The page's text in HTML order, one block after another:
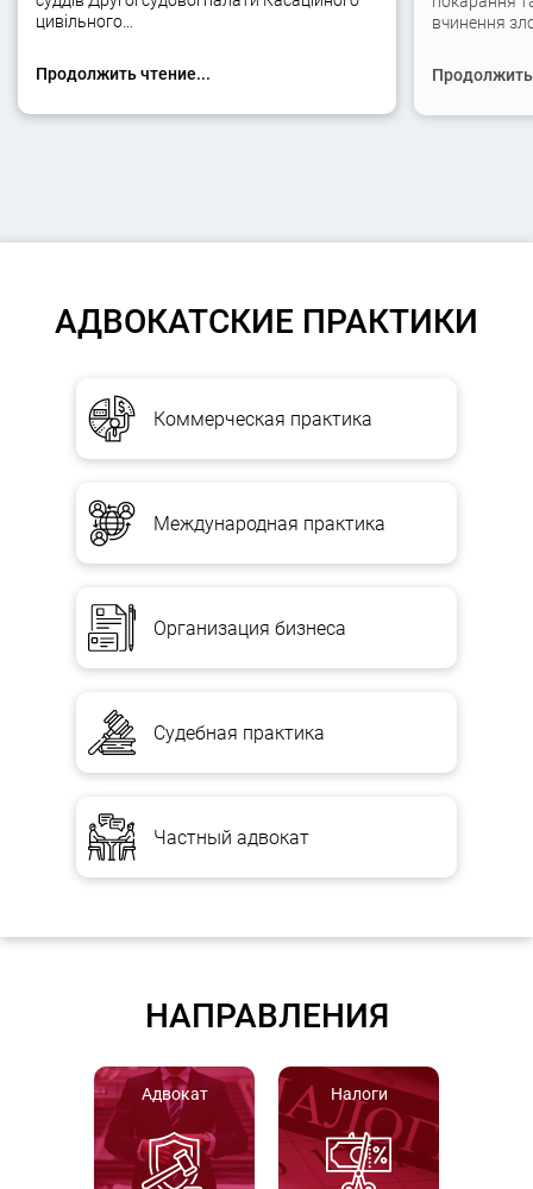
цивільного…
Продолжить чтение...
вчинення
АДВОКАТСКИЕ ПРАКТИКИ
Коммерческая практика
Международная практика
Организация бизнеса
Судебная практика
Частный адвокат
НАПРАВЛЕНИЯ
Адвокат Налоги